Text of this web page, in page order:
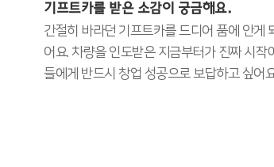
기프트카를 받은 소감이 궁금해요.
간절히 바라던 기프트카를 드디어 품에 안게
어요. 차량을 인도받은 지금부터가 진짜 시
들에게 반드시 창업 성공으로 보답하고 싶어